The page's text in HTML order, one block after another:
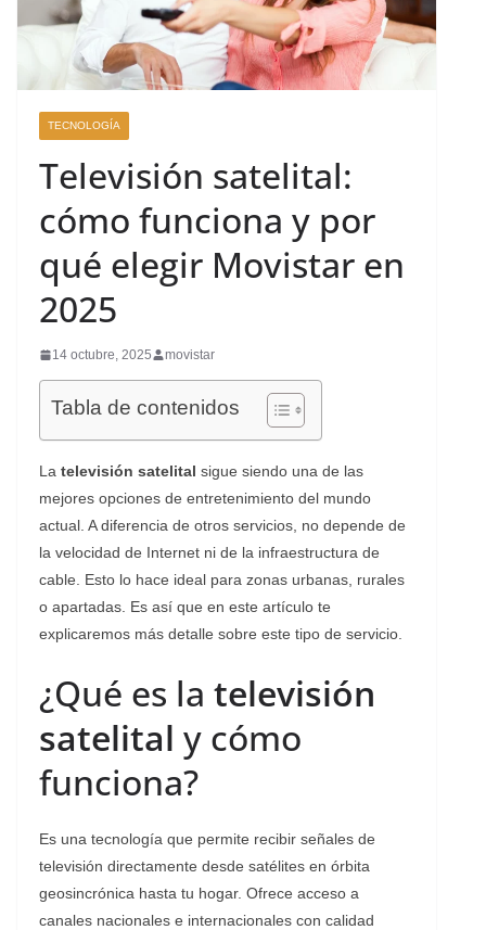
TECNOLOGÍA
Televisión satelital:
cómo funciona y por
qué elegir Movistar en
2025
14 octubre, 2025 movistar
Tabla de contenidos
La televisión satelital sigue siendo una de las
mejores opciones de entretenimiento del mundo
actual. A diferencia de otros servicios, no depende de
la velocidad de Internet ni de la infraestructura de
cable. Esto lo hace ideal para zonas urbanas, rurales
o apartadas. Es así que en este artículo te
explicaremos más detalle sobre este tipo de servicio.
¿Qué es la televisión
satelital y cómo
funciona?
Es una tecnología que permite recibir señales de
televisión directamente desde satélites en órbita
geosincrónica hasta tu hogar. Ofrece acceso a
canales nacionales e internacionales con calidad